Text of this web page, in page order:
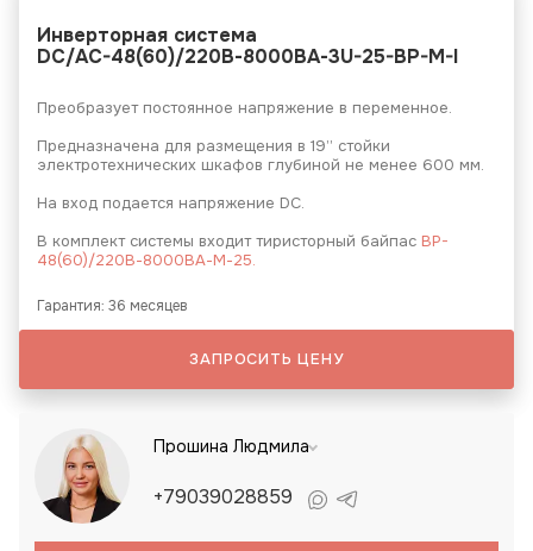
Инверторная система
DC/AC-48(60)/220В-8000ВА-3U-25-BP-M-I
Преобразует постоянное напряжение в переменное.
Предназначена для размещения в 19’’ стойки
электротехнических шкафов глубиной не менее 600 мм.
На вход подается напряжение DC.
В комплект системы входит тиристорный байпас BP-
48(60)/220В-8000ВА-М-25.
Гарантия: 36 месяцев
ЗАПРОСИТЬ ЦЕНУ
Прошина Людмила
+79039028859